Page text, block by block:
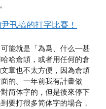
卂搞的打字比賽！
能就是「為爲、什么―甚
哈倉頡，或者用任何的倉
章也不太方便，因為倉頡
的。一年前我有計畫做
對简体字的，但是後來停下
要打很多简体字的場合，